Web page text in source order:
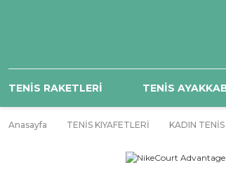
TENİS RAKETLERİ TENİS
Anasayfa TENİS KIYAFETLERİ KADIN TENİS